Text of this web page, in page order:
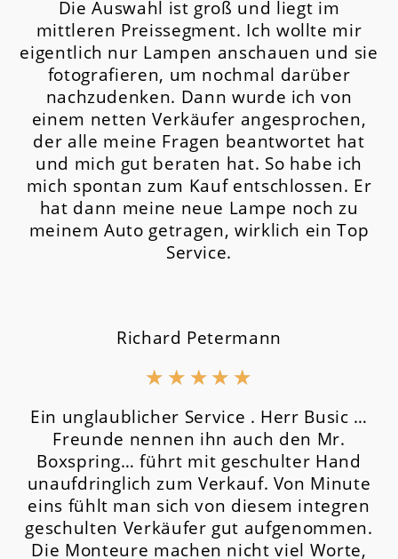
Die Auswahl ist groß und liegt im
mittleren Preissegment. Ich wollte mir
eigentlich nur Lampen anschauen und sie
fotografieren, um nochmal darüber
nachzudenken. Dann wurde ich von
einem netten Verkäufer angesprochen,
der alle meine Fragen beantwortet hat
und mich gut beraten hat. So habe ich
mich spontan zum Kauf entschlossen. Er
hat dann meine neue Lampe noch zu
meinem Auto getragen, wirklich ein Top
Service.
Richard Petermann
★ ★ ★ ★ ★
Ein unglaublicher Service . Herr Busic …
Freunde nennen ihn auch den Mr.
Boxspring… führt mit geschulter Hand
unaufdringlich zum Verkauf. Von Minute
eins fühlt man sich von diesem integren
geschulten Verkäufer gut aufgenommen.
Die Monteure machen nicht viel Worte,